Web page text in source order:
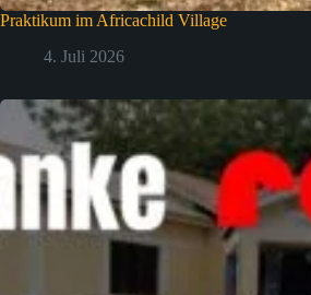
Praktikum im Africachild Village
4. Juli 2026